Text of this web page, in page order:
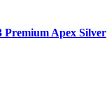
Premium Apex Silver